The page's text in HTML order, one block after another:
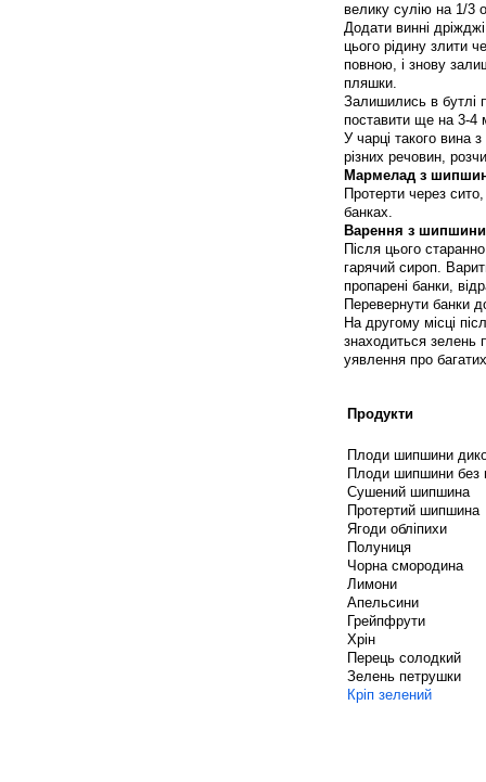
велику сулію на 1/3
Додати винні
цього рідину злити
повною, і знову
пляшки.
Залишились в бутлі
поставити ще на 3-4
У чарці такого вина
різних речовин,
Мармелад з
Протерти через
банках.
Варення з шипшини
Після цього
гарячий сироп.
пропарені банки,
Перевернути банки
На другому місці
знаходиться зелень
уявлення про
Продукти
Плоди шипшини
Плоди шипшини без
Сушений шипшина
Протертий шипшина
Ягоди обліпихи
Полуниця
Чорна смородина
Лимони
Апельсини
Грейпфрути
Хрін
Перець солодкий
Зелень петрушки
Кріп зелений